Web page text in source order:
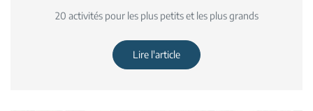
20 activités pour les plus petits et les plus grands
Lire l'article